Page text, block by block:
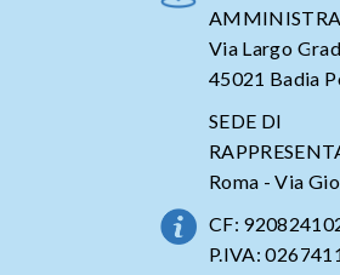
Via Largo
45021 Badia
SEDE DI
Roma - Via
CF:
P.IVA: